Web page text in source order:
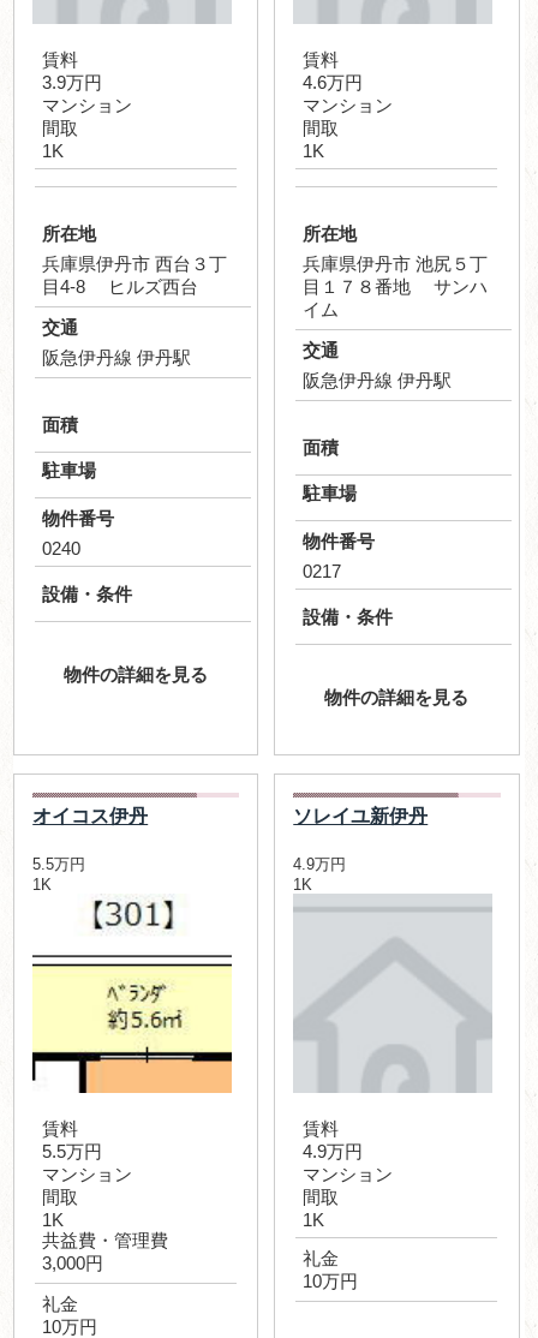
賃料
3.9万円
マンション
間取
1K
所在地
兵庫県伊丹市 西台３丁
目4-8 ヒルズ西台
交通
阪急伊丹線 伊丹駅
面積
駐車場
物件番号
0240
設備・条件
物件の詳細を見る
賃料
4.6万円
マンション
間取
1K
所在地
兵庫県伊丹市 池尻５丁
目１７８番地 サンハ
イム
交通
阪急伊丹線 伊丹駅
面積
駐車場
物件番号
0217
設備・条件
物件の詳細を見る
オイコス伊丹
5.5万円
1K
賃料
5.5万円
マンション
間取
1K
共益費・管理費
3,000円
礼金
10万円
ソレイユ新伊丹
4.9万円
1K
賃料
4.9万円
マンション
間取
1K
礼金
10万円